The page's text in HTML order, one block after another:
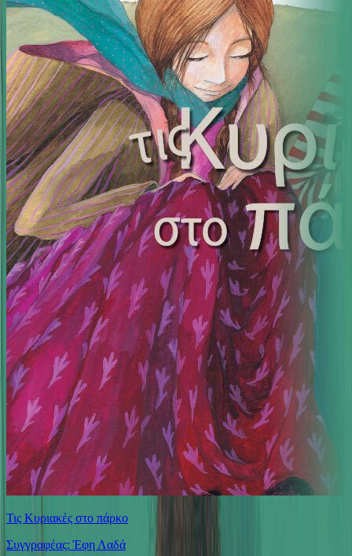
Τις Κυριακές στο πάρκο
Συγγραφέας: Έφη Λαδά